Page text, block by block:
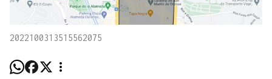
2022100313515562075